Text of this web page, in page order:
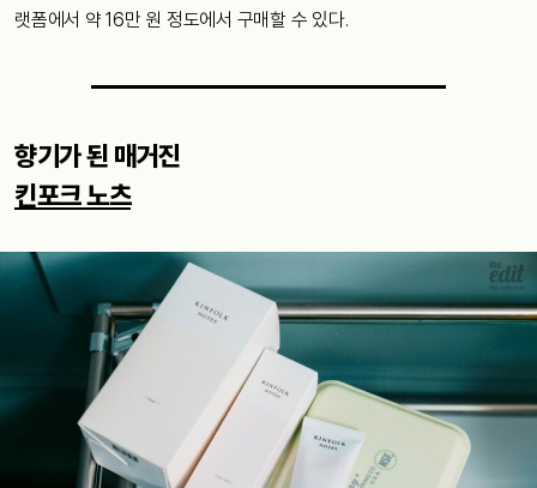
랫폼에서 약 16만 원 정도에서 구매할 수 있다.
향기가 된 매거진
킨포크 노츠